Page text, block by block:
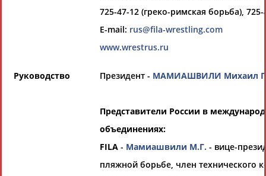
Выберите другой тип организаций
Органы управления, федерации,
725-47-12 (греко-римская борьба),
E-mail: rus@fila-wrestling.com
www.wrestrus.ru
Руководство Президент - МАМИАШВИЛИ Михаил
Представители России в
объединениях:
FILA - Мамиашвили М.Г. - вице-
пляжной борьбе, член технического